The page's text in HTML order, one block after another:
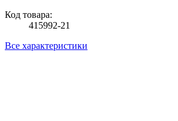
Код товара:
415992-21
Все характеристики